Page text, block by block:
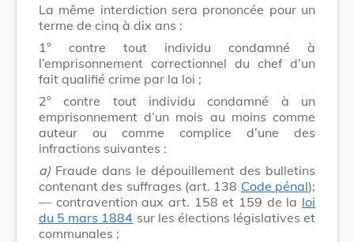
La même interdiction sera prononcée pour un
terme de cinq à dix ans :
1° contre tout individu condamné à
l’emprisonnement correctionnel du chef d’un
fait qualifié crime par la loi ;
2° contre tout individu condamné à un
emprisonnement d’un mois au moins comme
auteur ou comme complice d’une des
infractions suivantes :
a) Fraude dans le dépouillement des bulletins
contenant des suffrages (art. 138 Code pénal);
— contravention aux art. 158 et 159 de la loi
du 5 mars 1884 sur les élections législatives et
communales ;